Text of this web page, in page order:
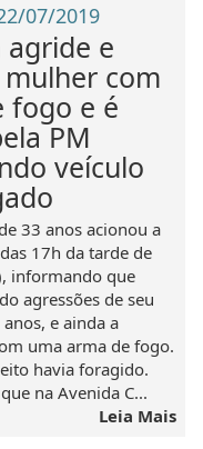
07/2019
e
com
fogo e é
PM
veículo
33 anos acionou a
17h da tarde de
informando que
agressões de seu
e ainda a
uma arma de fogo.
havia foragido.
na Avenida C...
Leia Mais